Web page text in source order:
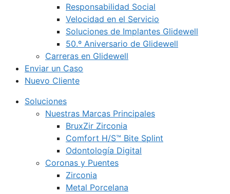
Responsabilidad Social
Velocidad en el Servicio
Soluciones de Implantes Glidewell
50.º Aniversario de Glidewell
Carreras en Glidewell
Enviar un Caso
Nuevo Cliente
Soluciones
Nuestras Marcas Principales
BruxZir Zirconia
Comfort H/S™ Bite Splint
Odontología Digital
Coronas y Puentes
Zirconia
Metal Porcelana